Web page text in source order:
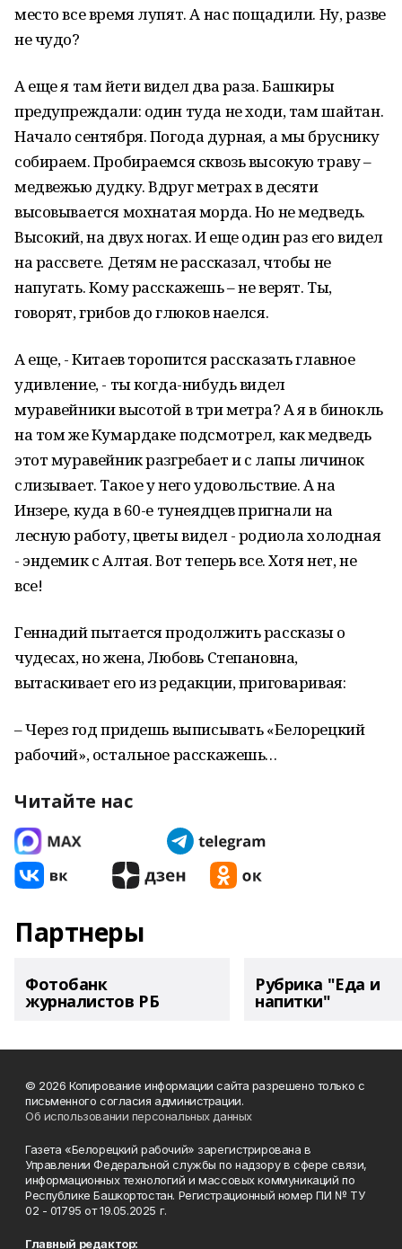
место все время лупят. А нас пощадили. Ну, разве
не чудо?
А еще я там йети видел два раза. Башкиры
предупреждали: один туда не ходи, там шайтан.
Начало сентября. Погода дурная, а мы бруснику
собираем. Пробираемся сквозь высокую траву –
медвежью дудку. Вдруг метрах в десяти
высовывается мохнатая морда. Но не медведь.
Высокий, на двух ногах. И еще один раз его видел
на рассвете. Детям не рассказал, чтобы не
напугать. Кому расскажешь – не верят. Ты,
говорят, грибов до глюков наелся.
А еще, - Китаев торопится рассказать главное
удивление, - ты когда-нибудь видел
муравейники высотой в три метра? А я в бинокль
на том же Кумардаке подсмотрел, как медведь
этот муравейник разгребает и с лапы личинок
слизывает. Такое у него удовольствие. А на
Инзере, куда в 60-е тунеядцев пригнали на
лесную работу, цветы видел - родиола холодная
- эндемик с Алтая. Вот теперь все. Хотя нет, не
все!
Геннадий пытается продолжить рассказы о
чудесах, но жена, Любовь Степановна,
вытаскивает его из редакции, приговаривая:
– Через год придешь выписывать «Белорецкий
рабочий», остальное расскажешь…
Читайте нас
Партнеры
Фотобанк
журналистов РБ
Рубрика "Еда и
напитки"
© 2026 Копирование информации сайта разрешено только с
письменного согласия администрации.
Об использовании персональных данных
Газета «Белорецкий рабочий» зарегистрирована в
Управлении Федеральной службы по надзору в сфере связи,
информационных технологий и массовых коммуникаций по
Республике Башкортостан. Регистрационный номер ПИ № ТУ
02 - 01795 от 19.05.2025 г.
Главный редактор: